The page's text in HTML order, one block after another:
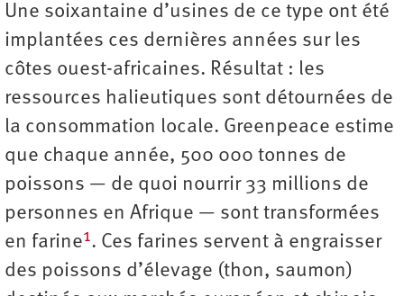
Une soixantaine d’usines de ce type ont été
implantées ces dernières années sur les
côtes ouest-africaines. Résultat : les
ressources halieutiques sont détournées de
la consommation locale. Greenpeace estime
que chaque année, 500 000 tonnes de
poissons — de quoi nourrir 33 millions de
personnes en Afrique — sont transformées
en farine1. Ces farines servent à engraisser
des poissons d’élevage (thon, saumon)